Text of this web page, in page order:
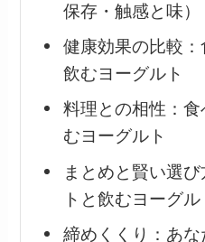
保存・触感と味）
健康効果の比較
飲むヨーグルト
料理との相性：
むヨーグルト
まとめと賢い選
トと飲むヨーグル
締めくくり：あ